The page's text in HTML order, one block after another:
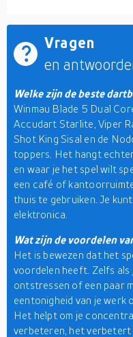
Vragen
en
Welke zijn de beste
Winmau Blade 5 Dual
Accudart Starlite, Viper
Shot King Sisal en de
toppers. Het hangt
en waar je het spel wilt
een café of
thuis te gebruiken. Je
elektronica.
Wat zijn de voordelen
Het is bewezen dat het
voordelen heeft. Zelfs
ontstressen of een paar
eentonigheid van je werk
Het helpt om je
verbeteren, het verbetert